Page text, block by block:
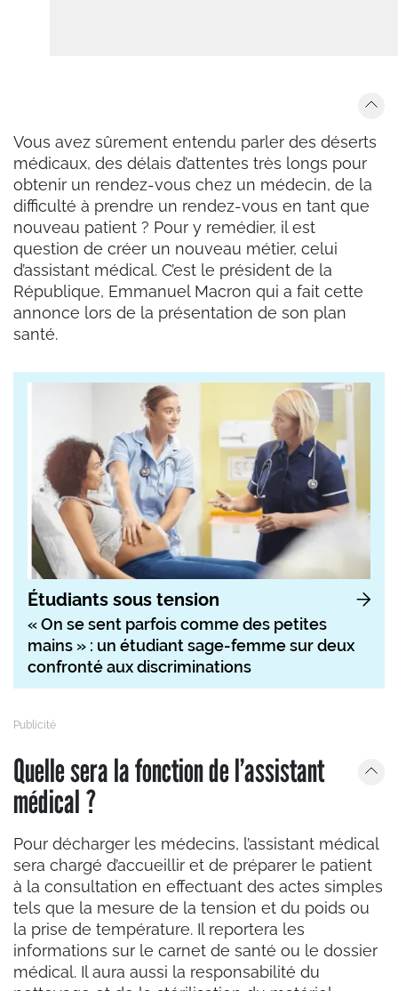
Vous avez sûrement entendu parler des déserts
médicaux, des délais d’attentes très longs pour
obtenir un rendez-vous chez un médecin, de la
difficulté à prendre un rendez-vous en tant que
nouveau patient ? Pour y remédier, il est
question de créer un nouveau métier, celui
d’assistant médical. C’est le président de la
République, Emmanuel Macron qui a fait cette
annonce lors de la présentation de son plan
santé.
Étudiants sous tension
« On se sent parfois comme des petites
mains » : un étudiant sage-femme sur deux
confronté aux discriminations
Quelle sera la fonction de l’assistant
médical ?
Pour décharger les médecins, l’assistant médical
sera chargé d’accueillir et de préparer le patient
à la consultation en effectuant des actes simples
tels que la mesure de la tension et du poids ou
la prise de température. Il reportera les
informations sur le carnet de santé ou le dossier
médical. Il aura aussi la responsabilité du